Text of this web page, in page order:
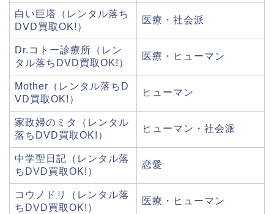
白い巨塔（レンタル落ち
DVD買取OK!）
医療・社会派
Dr.コトー診療所（レン
タル落ちDVD買取OK!）
医療・ヒューマン
Mother（レンタル落ちD
VD買取OK!）
ヒューマン
家政婦のミタ（レンタル
落ちDVD買取OK!）
ヒューマン・社会派
中学聖日記（レンタル落
ちDVD買取OK!）
恋愛
コウノドリ（レンタル落
ちDVD買取OK!）
医療・ヒューマン